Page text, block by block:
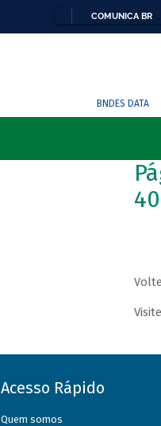
COMUNICA BR
BNDES DATA
Acesso Rápido
Quem somos